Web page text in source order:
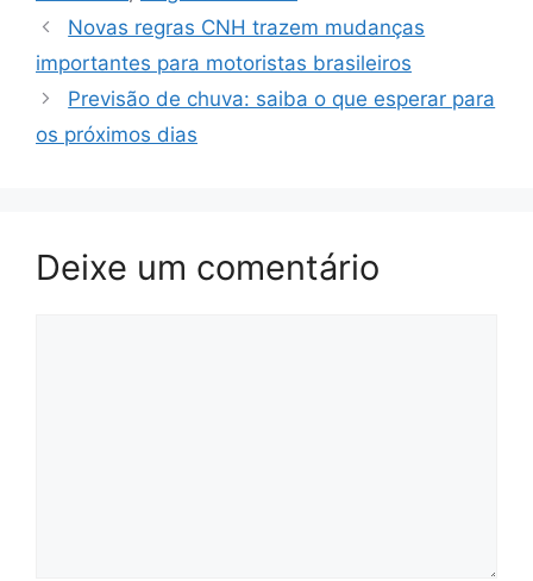
Novas regras CNH trazem mudanças
importantes para motoristas brasileiros
Previsão de chuva: saiba o que esperar para
os próximos dias
Deixe um comentário